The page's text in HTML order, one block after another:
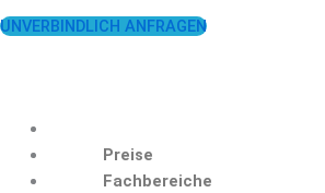
UNVERBINDLICH ANFRAGEN
Preise
Fachbereiche